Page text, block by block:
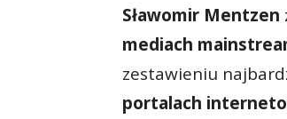
Sławomir Mentzen
mediach
zestawieniu
portalach